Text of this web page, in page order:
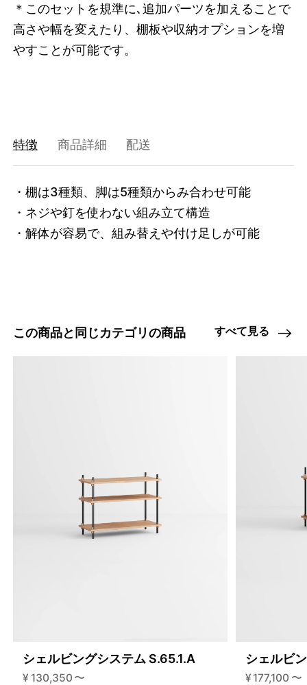
47408775823592オーク/ステンレススチール NEW
/products/shelving-system-s-200-1-c?
variant=47408775823592
＊このセットを規準に､追加パーツを加えることで
高さや幅を変えたり、棚板や収納オプションを増
やすことが可能です。
特徴 商品詳細 配送
・棚は3種類、脚は5種類からみ合わせ可能
・ネジや釘を使わない組み立て構造
・解体が容易で、組み替えや付け足しが可能
この商品と同じカテゴリの商品 すべて見る
シェルビングシステム S.65.1.A
¥ 130,350 〜
シェルビ
¥ 177,100 〜